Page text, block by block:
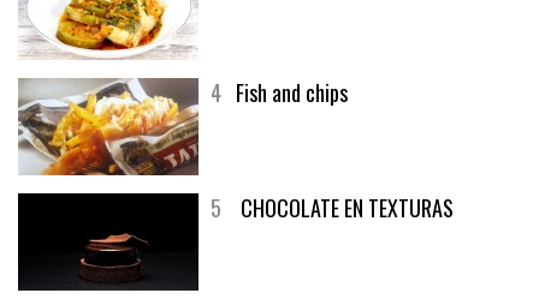
4 Fish and chips
5 CHOCOLATE EN TEXTURAS